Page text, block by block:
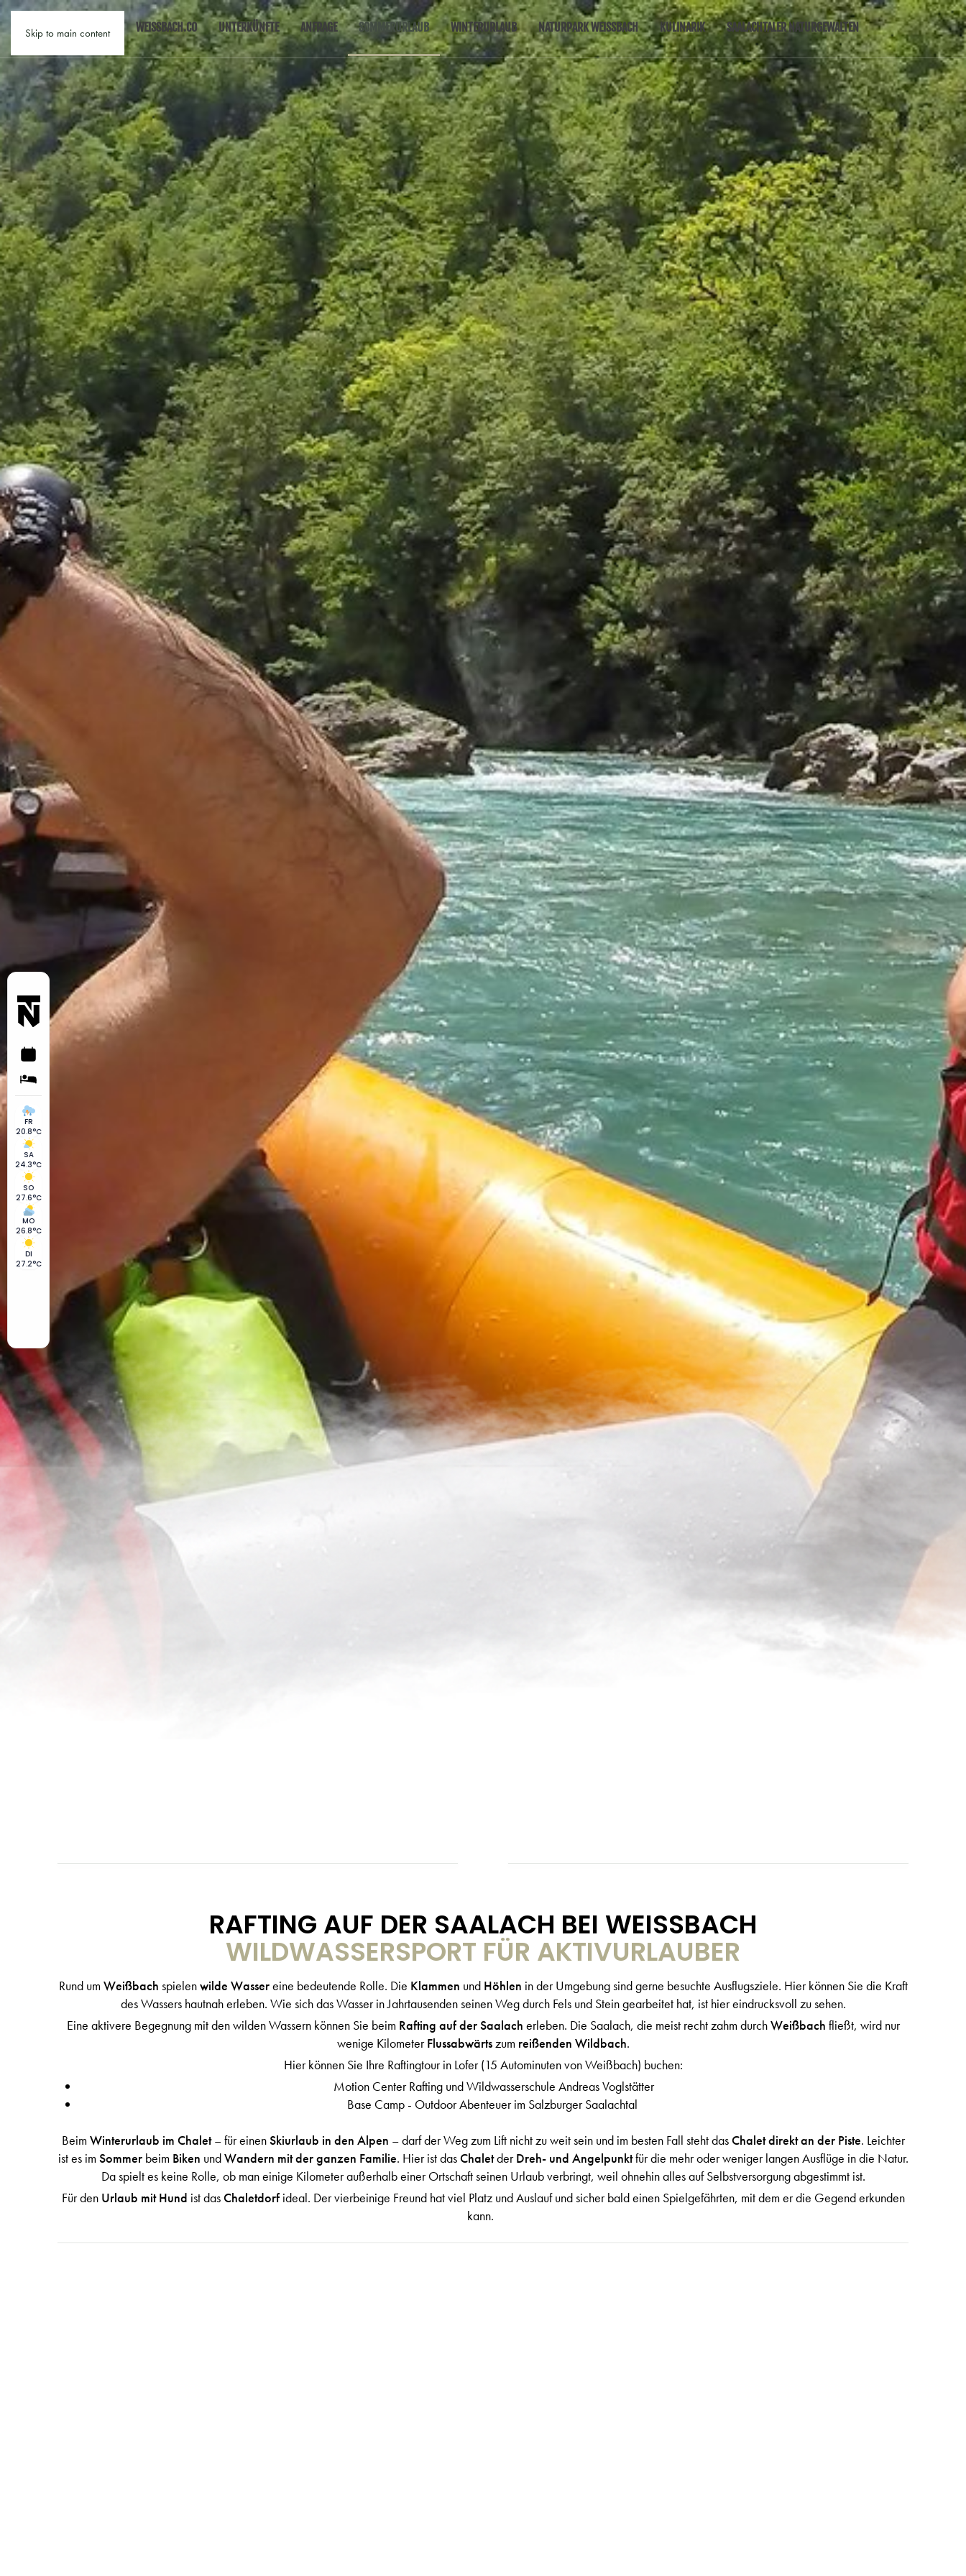
Skip to main content WEISSBACH.CO UNTERKÜNFTE ANFRAGE SOMMERURLAUB WINTERURLAUB NATURPARK WEISSBACH KULINARIK SAALACHTALER NATURGEWALTEN
RAFTING AUF DER SAALACH BEI WEISSBACH
WILDWASSERSPORT FÜR AKTIVURLAUBER
Rund umWeißbach spielenwilde Wassereine bedeutende Rolle. Die Klammen und Höhlen in der Umgebung sind gerne besuchte Ausflugsziele. Hier können Sie die Kraft
des Wassers hautnah erleben. Wie sich das Wasser in Jahrtausenden seinen Weg durch Fels und Stein gearbeitet hat, ist hier eindrucksvoll zu sehen.
Eine aktivere Begegnung mit den wilden Wassern können Sie beim Rafting auf der Saalach erleben. Die Saalach, die meist recht zahm durchWeißbach fließt, wird nur
wenige KilometerFlussabwärtszum reißenden Wildbach.
Hier können Sie Ihre Raftingtour in Lofer (15 Autominuten von Weißbach) buchen:
Motion Center Rafting und Wildwasserschule Andreas Voglstätter
Base Camp - Outdoor Abenteuer im Salzburger Saalachtal
BeimWinterurlaub im Chalet–für einenSkiurlaub in den Alpen – darf der Weg zum Lift nicht zu weit sein und im besten Fall steht dasChalet direkt an der Piste. Leichter
ist es imSommer beim Biken undWandern mit der ganzen Familie. Hier ist dasChaletderDreh- und Angelpunktfür die mehr oder weniger langen Ausflüge in die Natur.
Da spielt es keine Rolle, ob man einige Kilometer außerhalb einer Ortschaft seinen Urlaub verbringt, weil ohnehin alles auf Selbstversorgung abgestimmt ist.
Für den Urlaub mit Hund ist dasChaletdorfideal. Der vierbeinige Freund hat viel Platz und Auslauf und sicher bald einen Spielgefährten, mit dem er die Gegend erkunden
kann.
FR
20.8°C
SA
24.3°C
SO
27.6°C
MO
26.8°C
DI
27.2°C